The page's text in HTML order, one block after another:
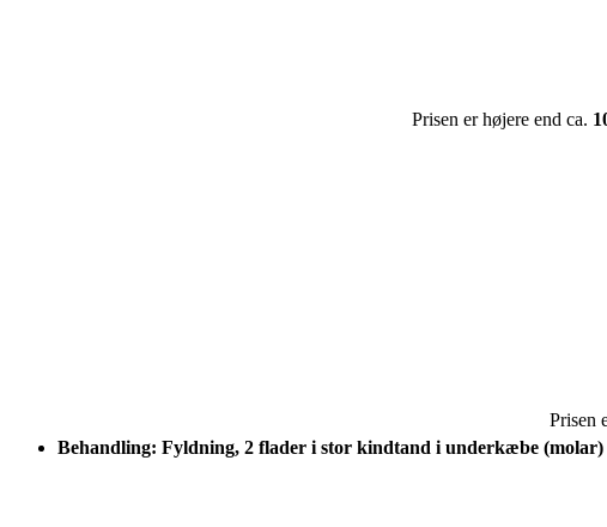
Prisen er højere end ca.
Prisen
Behandling: Fyldning, 2 flader i stor kindtand i underkæbe (molar)